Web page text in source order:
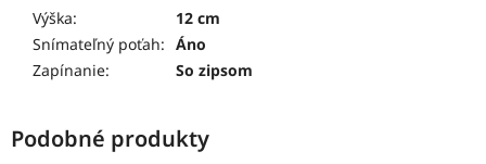
Výška:
12 cm
Snímateľný poťah: Áno
Zapínanie: So zipsom